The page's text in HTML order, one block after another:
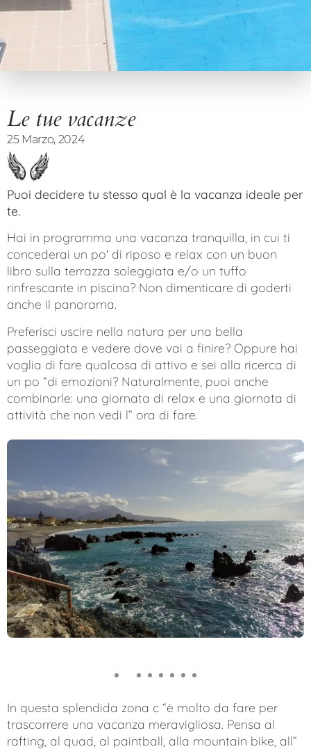
Le tue vacanze
25 Marzo, 2024
Puoi decidere tu stesso qual è la vacanza ideale per
te.
Hai in programma una vacanza tranquilla, in cui ti
concederai un po' di riposo e relax con un buon
libro sulla terrazza soleggiata e/o un tuffo
rinfrescante in piscina? Non dimenticare di goderti
anche il panorama.
Preferisci uscire nella natura per una bella
passeggiata e vedere dove vai a finire? Oppure hai
voglia di fare qualcosa di attivo e sei alla ricerca di
un po “di emozioni? Naturalmente, puoi anche
combinarle: una giornata di relax e una giornata di
attività che non vedi l” ora di fare.
In questa splendida zona c “è molto da fare per
trascorrere una vacanza meravigliosa. Pensa al
rafting, al quad, al paintball, alla mountain bike, all”